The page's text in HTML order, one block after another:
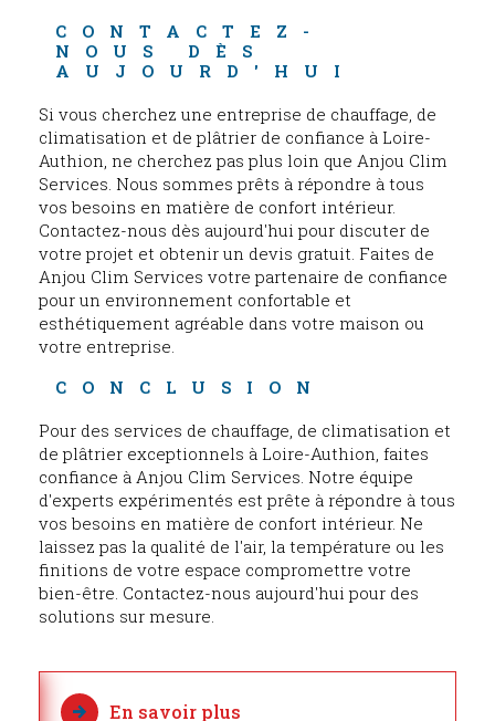
CONTACTEZ-
NOUS DÈS
AUJOURD'HUI
Si vous cherchez une entreprise de chauffage, de
climatisation et de plâtrier de confiance à Loire-
Authion, ne cherchez pas plus loin que Anjou Clim
Services. Nous sommes prêts à répondre à tous
vos besoins en matière de confort intérieur.
Contactez-nous dès aujourd'hui pour discuter de
votre projet et obtenir un devis gratuit. Faites de
Anjou Clim Services votre partenaire de confiance
pour un environnement confortable et
esthétiquement agréable dans votre maison ou
votre entreprise.
CONCLUSION
Pour des services de chauffage, de climatisation et
de plâtrier exceptionnels à Loire-Authion, faites
confiance à Anjou Clim Services. Notre équipe
d'experts expérimentés est prête à répondre à tous
vos besoins en matière de confort intérieur. Ne
laissez pas la qualité de l'air, la température ou les
finitions de votre espace compromettre votre
bien-être. Contactez-nous aujourd'hui pour des
solutions sur mesure.
En savoir plus